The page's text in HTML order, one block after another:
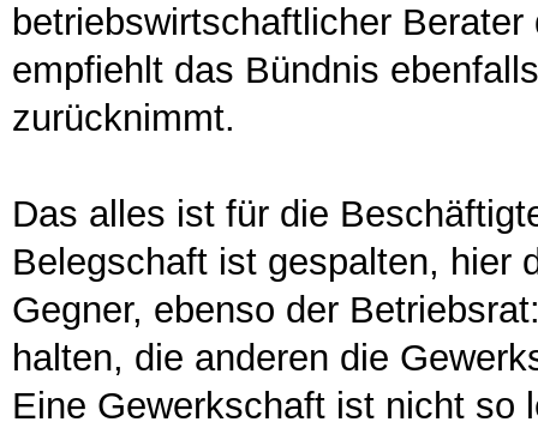
betriebswirtschaftlicher
empfiehlt das Bündnis
zurücknimmt.
Das alles ist für die
Belegschaft ist gespalten, hier
Gegner, ebenso der
halten, die anderen die
Eine Gewerkschaft ist nicht so